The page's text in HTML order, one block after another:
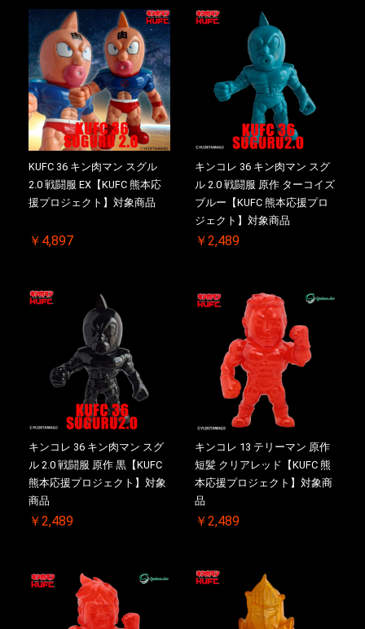
KUFC 36 キン肉マン スグル
2.0 戦闘服 EX【KUFC 熊本応
援プロジェクト】対象商品
￥4,897
キンコレ 36 キン肉マン スグ
ル 2.0 戦闘服 原作 ターコイズ
ブルー【KUFC 熊本応援プロ
ジェクト】対象商品
￥2,489
キンコレ 36 キン肉マン スグ
ル 2.0 戦闘服 原作 黒【KUFC
熊本応援プロジェクト】対象
商品
￥2,489
キンコレ 13 テリーマン 原作
短髪 クリアレッド【KUFC 熊
本応援プロジェクト】対象商
品
￥2,489